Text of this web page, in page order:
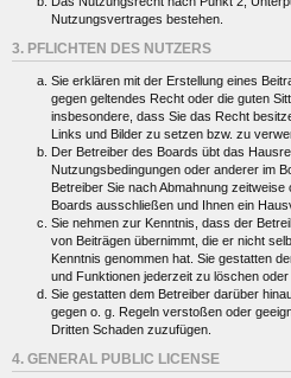
Nutzungsvertrages bestehen.
3. PFLICHTEN DES NUTZERS
Sie erklären mit der Erstellung eines
gegen geltendes Recht oder die guten
insbesondere, dass Sie das Recht
Links und Bilder zu setzen bzw. zu
Der Betreiber des Boards übt das
Nutzungsbedingungen oder anderer im
Betreiber Sie nach Abmahnung
Boards ausschließen und Ihnen ein
Sie nehmen zur Kenntnis, dass der
von Beiträgen übernimmt, die er nicht
Kenntnis genommen hat. Sie gestatten
und Funktionen jederzeit zu löschen oder
Sie gestatten dem Betreiber darüber
gegen o. g. Regeln verstoßen oder
Dritten Schaden zuzufügen.
4. GENERAL PUBLIC LICENSE